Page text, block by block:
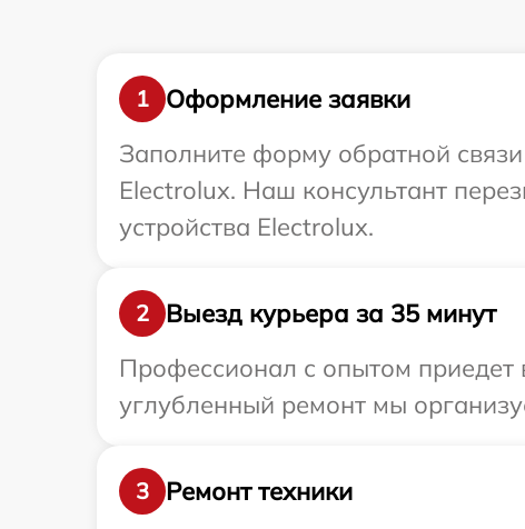
1
Оформление заявки
Заполните форму обратной
Electrolux. Наш консультант
устройства Electrolux.
2
Выезд курьера за 35 минут
Профессионал с опытом приедет
углубленный ремонт мы
3
Ремонт техники